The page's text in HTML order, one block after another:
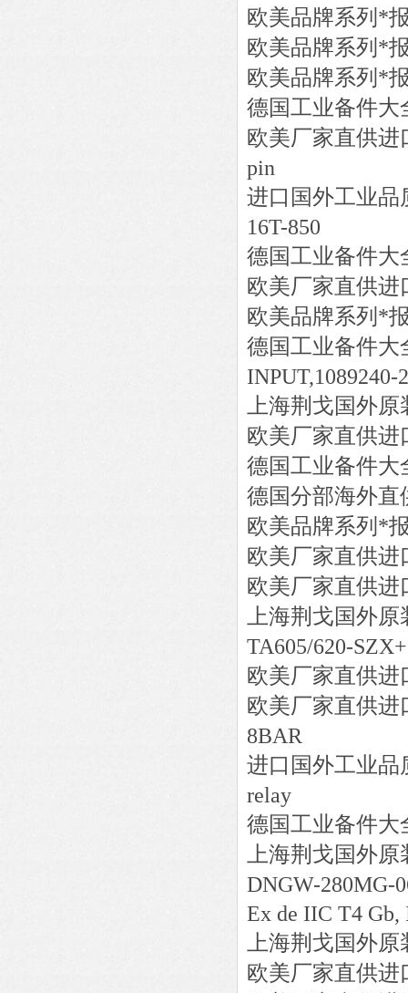
欧美品牌系列*
欧美品牌系列*
欧美品牌系列*
德国工业备件大
欧美厂家直供进
pin
进口国外工业品
16T-850
德国工业备件大
欧美厂家直供进
欧美品牌系列*
德国工业备件大
INPUT,1089240-
上海荆戈国外
欧美厂家直供进
德国工业备件大
德国分部海外直
欧美品牌系列*
欧美厂家直供进
欧美厂家直供进
上海荆戈国外
TA605/620-
欧美厂家直供进
欧美厂家直供进
8BAR
进口国外工业品
relay
德国工业备件大
上海荆戈国外
DNGW-280MG-
Ex de IIC T4 Gb,
上海荆戈国外
欧美厂家直供进